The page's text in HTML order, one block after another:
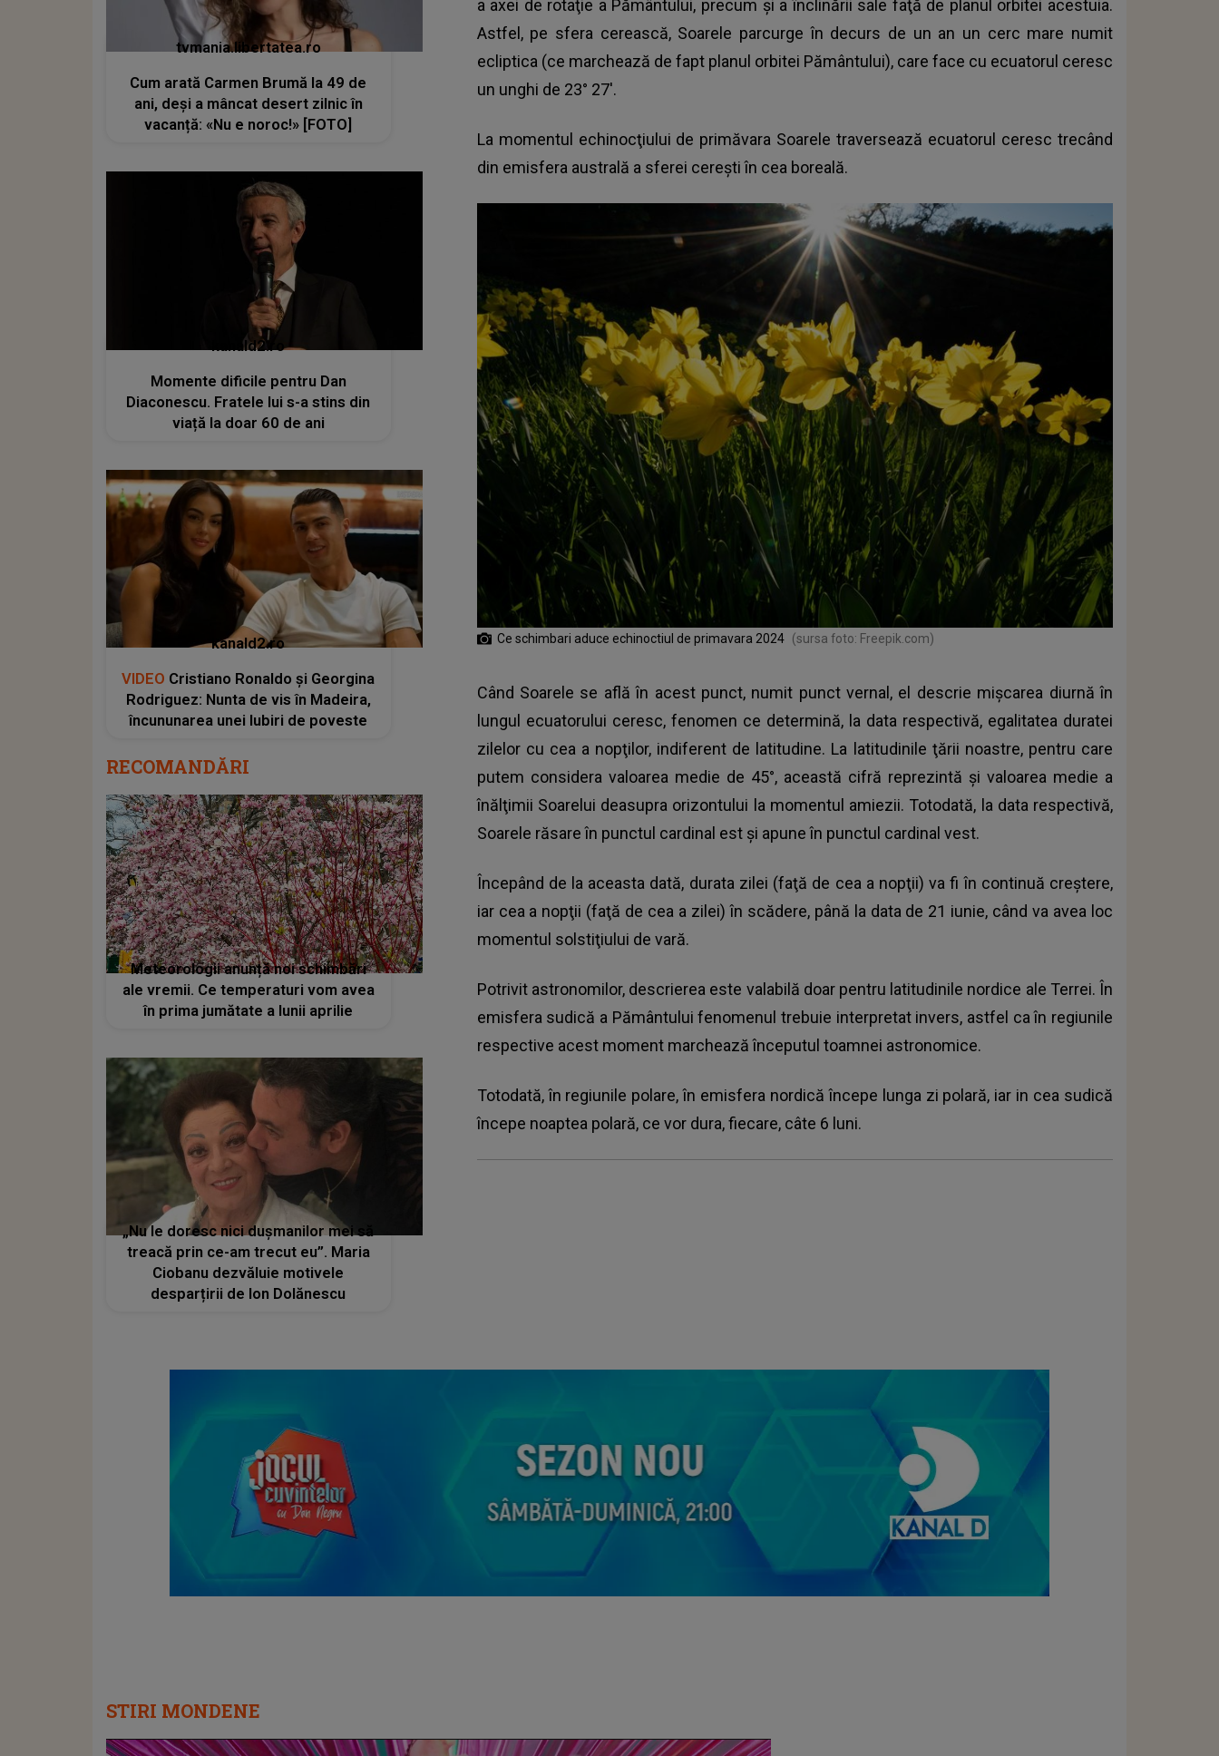
a axei de rotaţie a Pământului, precum şi a înclinării sale faţă de planul orbitei acestuia.
Astfel, pe sfera cerească, Soarele parcurge în decurs de un an un cerc mare numit
ecliptica (ce marchează de fapt planul orbitei Pământului), care face cu ecuatorul ceresc
un unghi de 23° 27'.
La momentul echinocţiului de primăvara Soarele traversează ecuatorul ceresc trecând
din emisfera australă a sferei cereşti în cea boreală.
Ce schimbari aduce echinoctiul de primavara 2024 (sursa foto: Freepik.com)
Când Soarele se află în acest punct, numit punct vernal, el descrie mişcarea diurnă în
lungul ecuatorului ceresc, fenomen ce determină, la data respectivă, egalitatea duratei
zilelor cu cea a nopţilor, indiferent de latitudine. La latitudinile ţării noastre, pentru care
putem considera valoarea medie de 45°, această cifră reprezintă şi valoarea medie a
înălţimii Soarelui deasupra orizontului la momentul amiezii. Totodată, la data respectivă,
Soarele răsare în punctul cardinal est şi apune în punctul cardinal vest.
Începând de la aceasta dată, durata zilei (faţă de cea a nopţii) va fi în continuă creştere,
iar cea a nopţii (faţă de cea a zilei) în scădere, până la data de 21 iunie, când va avea loc
momentul solstiţiului de vară.
Potrivit astronomilor, descrierea este valabilă doar pentru latitudinile nordice ale Terrei. În
emisfera sudică a Pământului fenomenul trebuie interpretat invers, astfel ca în regiunile
respective acest moment marchează începutul toamnei astronomice.
Totodată, în regiunile polare, în emisfera nordică începe lunga zi polară, iar in cea sudică
începe noaptea polară, ce vor dura, fiecare, câte 6 luni.
tvmania.libertatea.ro
Cum arată Carmen Brumă la 49 de
ani, deși a mâncat desert zilnic în
vacanță: «Nu e noroc!» [FOTO]
kanald2.ro
Momente dificile pentru Dan
Diaconescu. Fratele lui s-a stins din
viață la doar 60 de ani
kanald2.ro
VIDEO Cristiano Ronaldo și Georgina
Rodriguez: Nunta de vis în Madeira,
încununarea unei Iubiri de poveste
RECOMANDĂRI
Meteorologii anunță noi schimbări
ale vremii. Ce temperaturi vom avea
în prima jumătate a lunii aprilie
„Nu le doresc nici dușmanilor mei să
treacă prin ce-am trecut eu”. Maria
Ciobanu dezvăluie motivele
desparțirii de Ion Dolănescu
STIRI MONDENE